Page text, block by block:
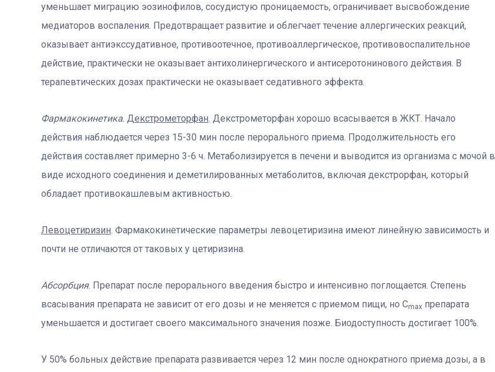
уменьшает миграцию эозинофилов, сосудистую проницаемость, ограничивает высвобождение
медиаторов воспаления. Предотвращает развитие и облегчает течение аллергических реакций,
оказывает антиэкссудативное, противоотечное, противоаллергическое, противовоспалительное
действие, практически не оказывает антихолинергического и антисеротонинового действия. В
терапевтических дозах практически не оказывает седативного эффекта.
Фармакокинетика. Декстрометорфан. Декстрометорфан хорошо всасывается в ЖКТ. Начало
действия наблюдается через 15-30 мин после перорального приема. Продолжительность его
действия составляет примерно 3-6 ч. Метаболизируется в печени и выводится из организма с мочой в
виде исходного соединения и деметилированных метаболитов, включая декстрорфан, который
обладает противокашлевым активностью.
Левоцетиризин. Фармакокинетические параметры левоцетиризина имеют линейную зависимость и
почти не отличаются от таковых у цетиризина.
Абсорбция. Препарат после перорального введения быстро и интенсивно поглощается. Степень
всасывания препарата не зависит от его дозы и не меняется с приемом пищи, но Сmах препарата
уменьшается и достигает своего максимального значения позже. Биодоступность достигает 100%.
У 50% больных действие препарата развивается через 12 мин после однократного приема дозы, а в